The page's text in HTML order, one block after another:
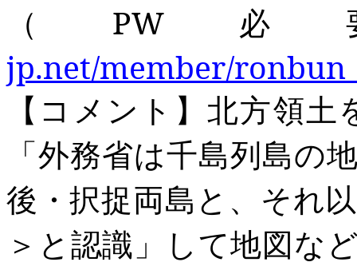
（PW 必
jp.net/member/
【コメント】北方領
「外務省は千島列島の
後・択捉両島と 、 それ
＞と認識 」して地図な